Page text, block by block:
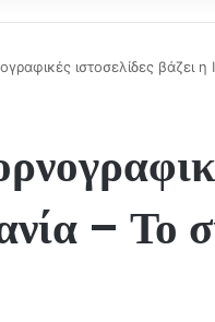
ιστοσελίδες βάζει
– Το